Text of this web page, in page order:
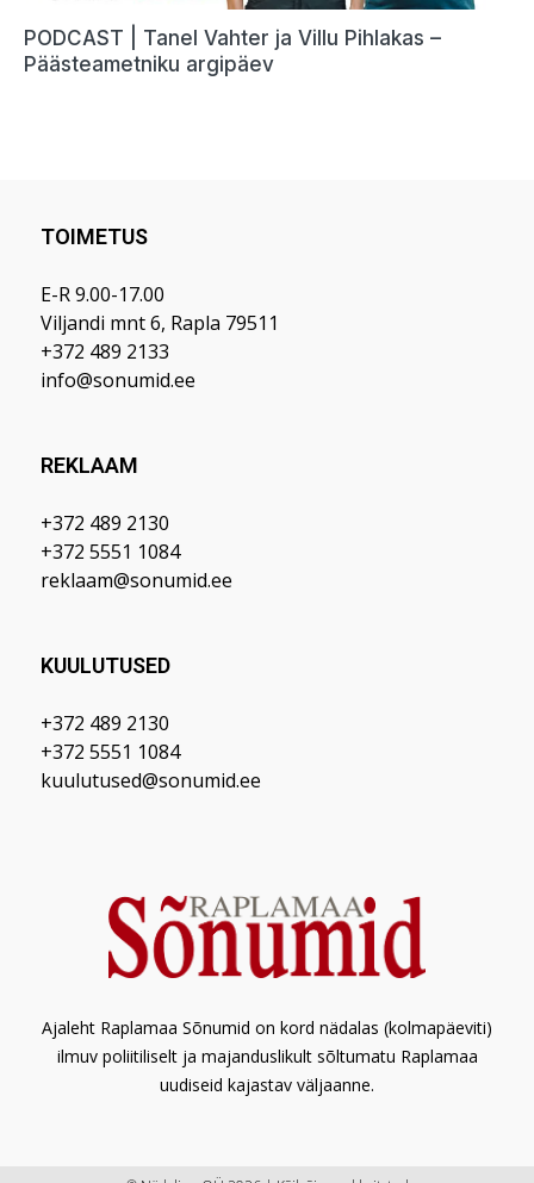
TOIMETUS
E-R 9.00-17.00
Viljandi mnt 6, Rapla 79511
+372 489 2133
info@sonumid.ee
REKLAAM
+372 489 2130
+372 5551 1084
reklaam@sonumid.ee
KUULUTUSED
+372 489 2130
+372 5551 1084
kuulutused@sonumid.ee
Ajaleht Raplamaa Sõnumid on kord nädalas (kolmapäeviti)
ilmuv poliitiliselt ja majanduslikult sõltumatu Raplamaa
uudiseid kajastav väljaanne.